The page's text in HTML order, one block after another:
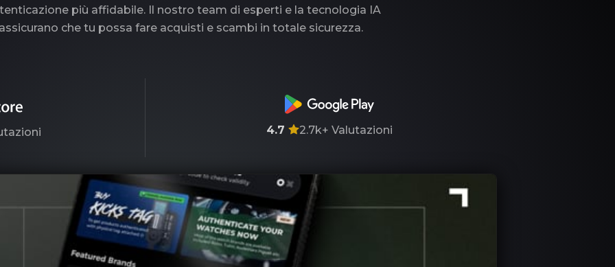
più affidabile. Il nostro team di esperti e la tecnologia IA
che tu possa fare acquisti e scambi in totale sicurezza.
4.7 2.7k+ Valutazioni